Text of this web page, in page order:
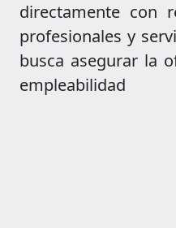
directamente con
profesionales y
busca asegurar la
empleabilidad